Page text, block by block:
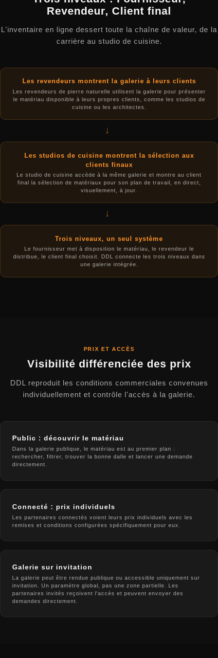
Revendeur, Client final
L'inventaire en ligne dessert toute la chaîne de valeur, de la
carrière au studio de cuisine.
Les revendeurs montrent la galerie à leurs clients
Les revendeurs de pierre naturelle utilisent la galerie pour présenter
le matériau disponible à leurs propres clients, comme les studios de
cuisine ou les architectes.
→
Les studios de cuisine montrent la sélection aux
clients finaux
Le studio de cuisine accède à la même galerie et montre au client
final la sélection de matériaux pour son plan de travail, en direct,
visuellement, à jour.
→
Trois niveaux, un seul système
Le fournisseur met à disposition le matériau, le revendeur le
distribue, le client final choisit. DDL connecte les trois niveaux dans
une galerie intégrée.
PRIX ET ACCÈS
Visibilité différenciée des prix
DDL reproduit les conditions commerciales convenues
individuellement et contrôle l'accès à la galerie.
Public : découvrir le matériau
Dans la galerie publique, le matériau est au premier plan :
rechercher, filtrer, trouver la bonne dalle et lancer une demande
directement.
Connecté : prix individuels
Les partenaires connectés voient leurs prix individuels avec les
remises et conditions configurées spécifiquement pour eux.
Galerie sur invitation
La galerie peut être rendue publique ou accessible uniquement sur
invitation. Un paramètre global, pas une zone partielle. Les
partenaires invités reçoivent l'accès et peuvent envoyer des
demandes directement.